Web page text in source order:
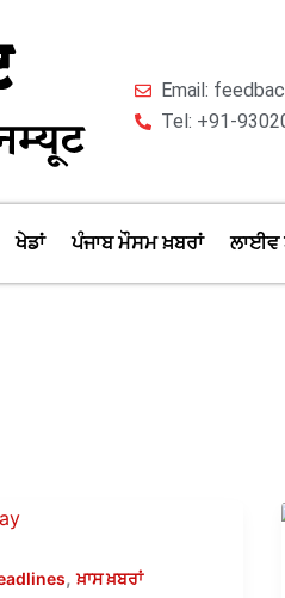
Email:
Tel: +91-
ਖੇਡਾਂ ਪੰਜਾਬ ਮੌਸਮ ਖ਼ਬਰਾਂ ਲਾਈਵ
,ਖ਼ਾਸ ਖ਼ਬਰਾਂ